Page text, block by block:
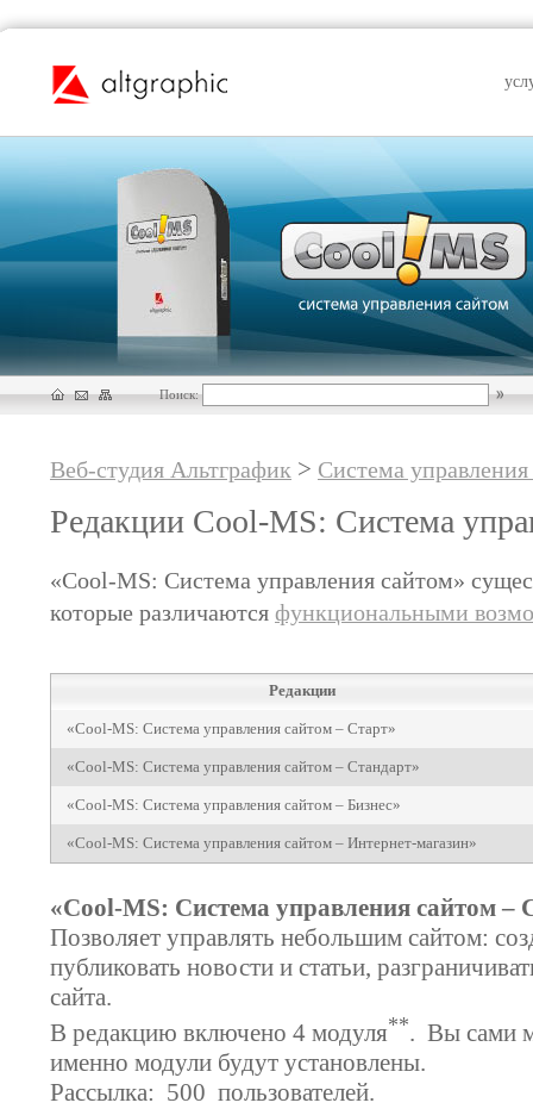
Поиск:
Веб-студия Альтграфик > Система
Редакции Cool-MS: Система
«Сool-MS: Система управления сайтом»
которые различаются функциональными
Редакции
«Сool-MS: Система управления сайтом – Старт»
«Сool-MS: Система управления сайтом – Стандарт»
«Сool-MS: Система управления сайтом – Бизнес»
«Сool-MS: Система управления сайтом – Интернет-магазин»
«Сool-MS: Система управления сайтом –
Позволяет управлять небольшим сайтом:
публиковать новости и статьи,
сайта.
В редакцию включено 4 модуля**. Вы сами
именно модули будут установлены.
Рассылка: 500 пользователей.